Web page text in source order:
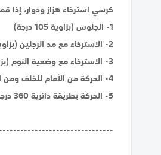
كرسي استرخاء هزاز ودوار، إذا
1- الجلوس (بزاوية 105 درجة)
2- الاسترخاء مع مد الرجلين (بزاوية 120 درجة)
3- الاسترخاء مع وضعية النوم (بزاوية 180 درجة)
4- الحركة من الأمام للخلف ومن الخلف للأمام أثناء وضعية الجلوس
5- الحركة بطريقة دائرية 360 درجة أثناء جميع وضعيات الجلوس والاسترخاء، هذه الحركة تمنحك خيارات واسعة للتحكم بتوجيه الكرسي لاتجاه الشخص الذي تتحدث معه، أو لاتجاه التلفاز الذي تشاهده.
--------------------------------